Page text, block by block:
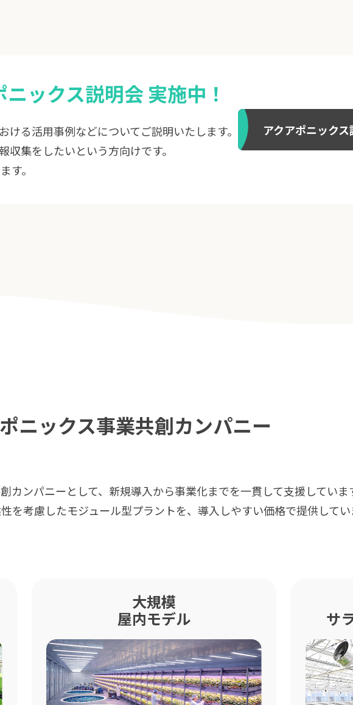
ニックス説明会 実施中！
ける活用事例などについてご説明いたします。
収集をしたいという方向けです。
す。
アクアポニック
ニックス事業共創カンパニー
カンパニーとして、新規導入から事業化までを一貫して支援してい
を考慮したモジュール型プラントを、導入しやすい価格で提供して
大規模
屋内モデル
サ